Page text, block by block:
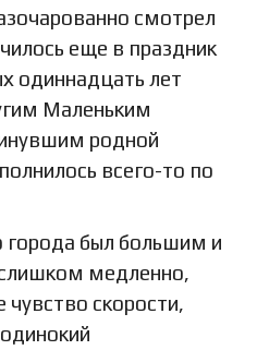
смотрел
еще в праздник
одиннадцать лет
Маленьким
родной
всего-то по
города был большим и
медленно,
скорости,